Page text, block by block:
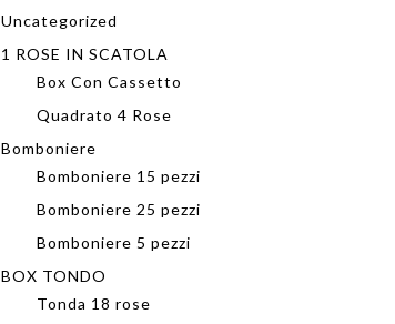
Uncategorized
1 ROSE IN SCATOLA
Box Con Cassetto
Quadrato 4 Rose
Bomboniere
Bomboniere 15 pezzi
Bomboniere 25 pezzi
Bomboniere 5 pezzi
BOX TONDO
Tonda 18 rose